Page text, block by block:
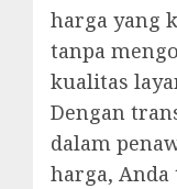
harga yang
tanpa
kualitas
Dengan
dalam
harga, Anda